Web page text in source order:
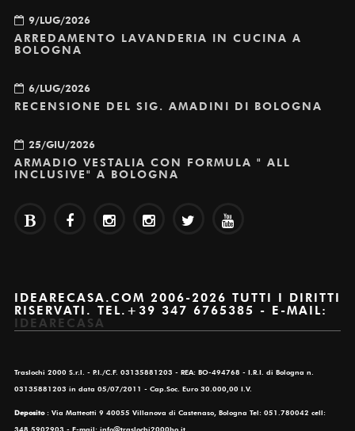
9/LUG/2026
ARREDAMENTO LAVANDERIA IN CUCINA A
BOLOGNA
6/LUG/2026
RECENSIONE DEL SIG. AMADINI DI BOLOGNA
25/GIU/2026
ARMADIO VESTALIA CON FORMULA " ALL
INCLUSIVE" A BOLOGNA
IDEARECASA.COM 2006-2026 TUTTI I DIRITTI
RISERVATI. TEL.+39 347 6765385 - E-MAIL:
IDEARECASA
Traslochi 2000 S.r.l. - P.I./C.F. 03135881203 - REA: BO-494768 - I.R.I. di Bologna n.
03135881203 in data 05/07/2011 - Cap.Soc. Euro 30.000,00 I.V.
Deposito: Via Matteotti 9 40055 Villanova di Castenaso, Bologna Tel: 051.780042 cell:
348.5902903 - E-mail: info@traslochi2000bo.it